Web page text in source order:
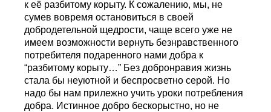
к её разбитому корыту. К сожалению, мы, не
сумев вовремя остановиться в своей
добродетельной щедрости, чаще всего уже не
имеем возможности вернуть безнравственного
потребителя подаренного нами добра к
“разбитому корыту…” Без добронравия жизнь
стала бы неуютной и беспросветно серой. Но
надо бы нам прилежно учить уроки потребления
добра. Истинное добро бескорыстно, но не